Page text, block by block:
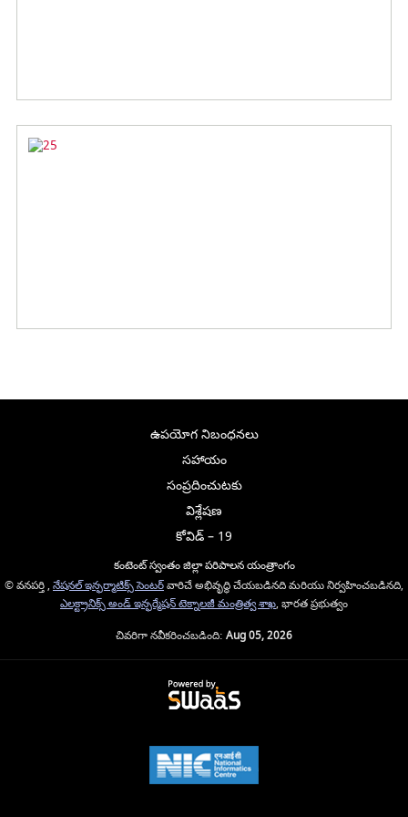
ఉపయోగ నిబంధనలు
సహాయం
సంప్రదించుటకు
విశ్లేషణ
కోవిడ్ – 19
కంటెంట్ స్వంతం జిల్లా పరిపాలన యంత్రాంగం
© వనపర్తి , నేషనల్ ఇన్ఫర్మాటిక్స్ సెంటర్వారిచే అభివృద్ధి చేయబడినది మరియు నిర్వహించబడినది,
ఎలక్ట్రానిక్స్ అండ్ ఇన్ఫర్మేషన్ టెక్నాలజీ మంత్రిత్వ శాఖ, భారత ప్రభుత్వం
చివరిగా నవీకరించబడింది: Aug 05, 2026